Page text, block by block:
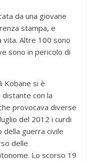
da una giovane
stampa, e
vita. Altre 100 sono
sono in pericolo di
Kobane si è
con la
provocava diverse
del 2012 i curdi
della guerra civile
delle
Lo scorso 19